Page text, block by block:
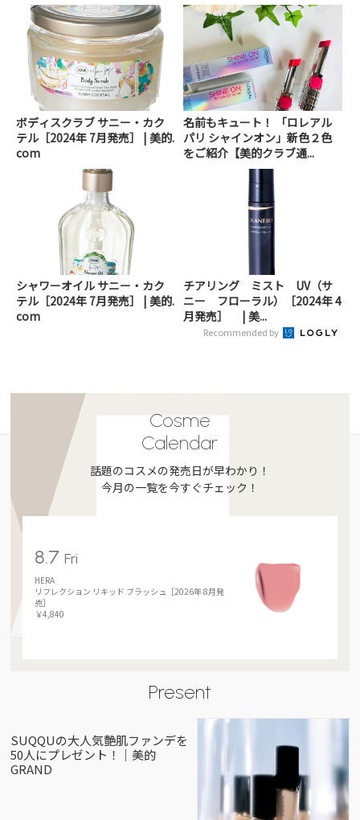
ボディスクラブ サニー・カク
テル［2024年 7月発売］ | 美的.
com
名前もキュート！ 「ロレアル
パリ シャインオン」新色２色
をご紹介【美的クラブ通...
シャワーオイル サニー・カク
テル［2024年 7月発売］ | 美的.
com
チアリング ミスト UV（サ
ニー フローラル）［2024年 4
月発売］ | 美...
Recommended by
Cosme
Calendar
話題のコスメの発売日が早わかり！
今月の一覧を今すぐチェック！
8.7Fri
HERA
リフレクション リキッド ブラッシュ［2026年 8月発
売］
￥4,840
Present
SUQQUの大人気艶肌ファンデを
50人にプレゼント！｜美的
GRAND